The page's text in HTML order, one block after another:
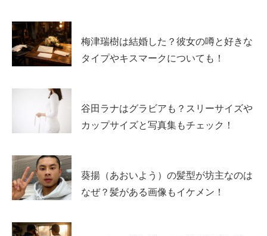
第3週の対象商品一覧（6月15日と16日発売）
けで完結しないので、生活用品コーナーも確認してくださ
盛りすぎ ブルテサンド
盛りすぎ 大きなチョコシュー チョコクリームとホイ
ップ
ローソンオリジナル 炭火焼きゆず胡椒 51パーセント
梅津瑞樹は結婚した？彼女の噂と好きな
タイプやキスマークについても！
谷田ラナはグラビアも？スリーサイズや
カップサイズと写真集もチェック！
葵揚（あおいよう）の髪型が坊主なのは
なぜ？髪がある画像もイケメン！